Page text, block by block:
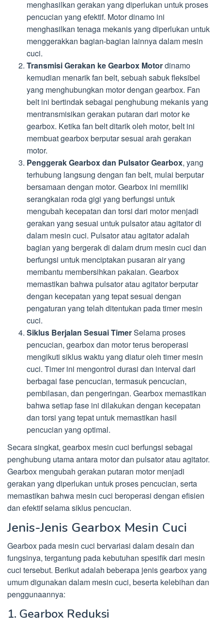
menghasilkan gerakan yang diperlukan untuk proses
pencucian yang efektif. Motor dinamo ini
menghasilkan tenaga mekanis yang diperlukan untuk
menggerakkan bagian-bagian lainnya dalam mesin
cuci.
Transmisi Gerakan ke Gearbox Motordinamo
kemudian menarik fan belt, sebuah sabuk fleksibel
yang menghubungkan motor dengan gearbox. Fan
belt ini bertindak sebagai penghubung mekanis yang
mentransmisikan gerakan putaran dari motor ke
gearbox. Ketika fan belt ditarik oleh motor, belt ini
membuat gearbox berputar sesuai arah gerakan
motor.
Penggerak Gearbox dan Pulsator Gearbox, yang
terhubung langsung dengan fan belt, mulai berputar
bersamaan dengan motor. Gearbox ini memiliki
serangkaian roda gigi yang berfungsi untuk
mengubah kecepatan dan torsi dari motor menjadi
gerakan yang sesuai untuk pulsator atau agitator di
dalam mesin cuci. Pulsator atau agitator adalah
bagian yang bergerak di dalam drum mesin cuci dan
berfungsi untuk menciptakan pusaran air yang
membantu membersihkan pakaian. Gearbox
memastikan bahwa pulsator atau agitator berputar
dengan kecepatan yang tepat sesuai dengan
pengaturan yang telah ditentukan pada timer mesin
cuci.
Siklus Berjalan Sesuai TimerSelama proses
pencucian, gearbox dan motor terus beroperasi
mengikuti siklus waktu yang diatur oleh timer mesin
cuci. Timer ini mengontrol durasi dan interval dari
berbagai fase pencucian, termasuk pencucian,
pembilasan, dan pengeringan. Gearbox memastikan
bahwa setiap fase ini dilakukan dengan kecepatan
dan torsi yang tepat untuk memastikan hasil
pencucian yang optimal.
Secara singkat, gearbox mesin cuci berfungsi sebagai
penghubung utama antara motor dan pulsator atau agitator.
Gearbox mengubah gerakan putaran motor menjadi
gerakan yang diperlukan untuk proses pencucian, serta
memastikan bahwa mesin cuci beroperasi dengan efisien
dan efektif selama siklus pencucian.
Jenis-Jenis Gearbox Mesin Cuci
Gearbox pada mesin cuci bervariasi dalam desain dan
fungsinya, tergantung pada kebutuhan spesifik dari mesin
cuci tersebut. Berikut adalah beberapa jenis gearbox yang
umum digunakan dalam mesin cuci, beserta kelebihan dan
penggunaannya:
1. Gearbox Reduksi